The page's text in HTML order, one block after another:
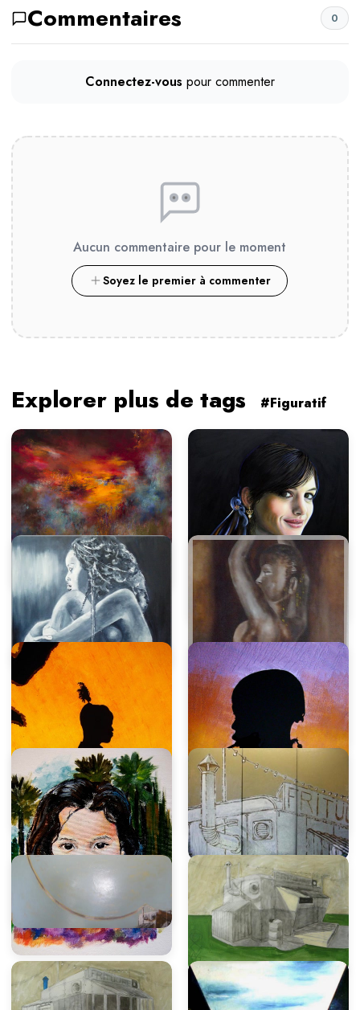
Commentaires 0
Connectez-vous pour commenter
Aucun commentaire pour le moment
Soyez le premier à commenter
Explorer plus de tags #Figuratif